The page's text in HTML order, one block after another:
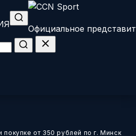
Dull Blck
Официальное